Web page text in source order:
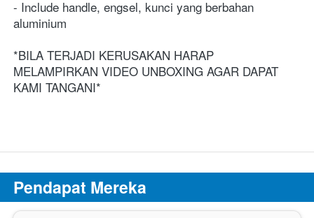
- Include handle, engsel, kunci yang berbahan
aluminium
*BILA TERJADI KERUSAKAN HARAP
MELAMPIRKAN VIDEO UNBOXING AGAR DAPAT
KAMI TANGANI*
Pendapat Mereka